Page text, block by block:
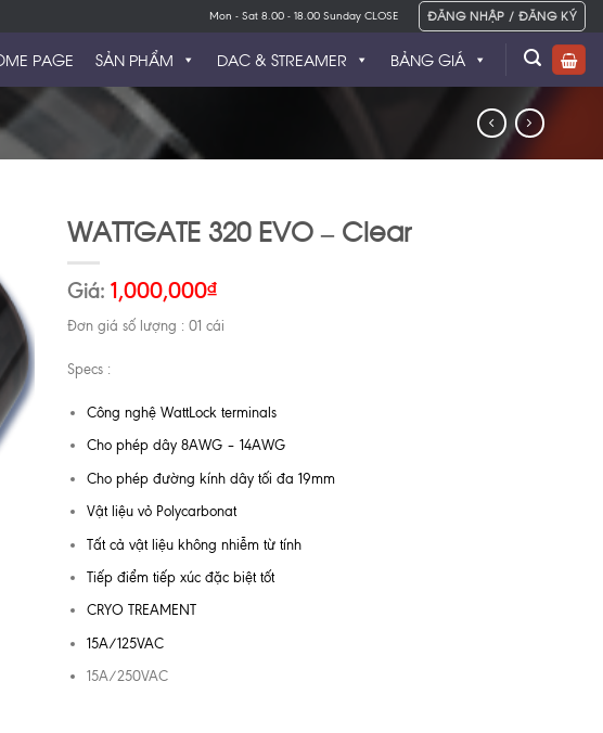
Mon - Sat 8.00 - 18.00 Sunday CLOSE ĐĂNG NHẬP / ĐĂNG KÝ
PAGE SẢN PHẨM BẢNG GIÁ
DAC & STREAMER
WATTGATE 320 EVO – Clear
Giá: 1,000,000₫
Đơn giá số lượng : 01 cái
Specs :
Công nghệ WattLock terminals
Cho phép dây 8AWG – 14AWG
Cho phép đường kính dây tối đa 19mm
Vật liệu vỏ Polycarbonat
Tất cả vật liệu không nhiễm từ tính
Tiếp điểm tiếp xúc đặc biệt tốt
CRYO TREAMENT
15A/125VAC
15A/250VAC